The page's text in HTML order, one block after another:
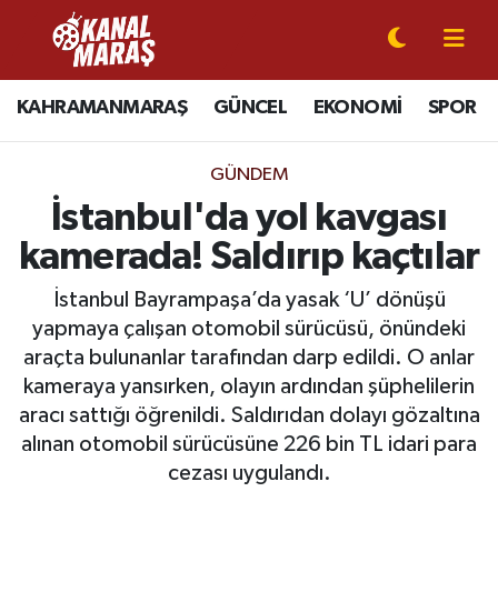
KAHRAMANMARAŞ GÜNCEL EKONOMİ SPOR
GÜNDEM
İstanbul'da yol kavgası
kamerada! Saldırıp kaçtılar
İstanbul Bayrampaşa’da yasak ‘U’ dönüşü
yapmaya çalışan otomobil sürücüsü, önündeki
araçta bulunanlar tarafından darp edildi. O anlar
kameraya yansırken, olayın ardından şüphelilerin
aracı sattığı öğrenildi. Saldırıdan dolayı gözaltına
alınan otomobil sürücüsüne 226 bin TL idari para
cezası uygulandı.
CANLI YAYIN
KAHRAMANMARAŞ
SPOR
SİYASET
EKONOMİ
GÜNDEM
Kahramanmaraş Nöbetçi Eczaneler
Kahramanmaraş Hava Durumu
Kahramanmaraş Trafik Yoğunluk Haritası
Süper Lig Puan Durumu ve Fikstür
Tüm Manşetler
Son Dakika Haberleri